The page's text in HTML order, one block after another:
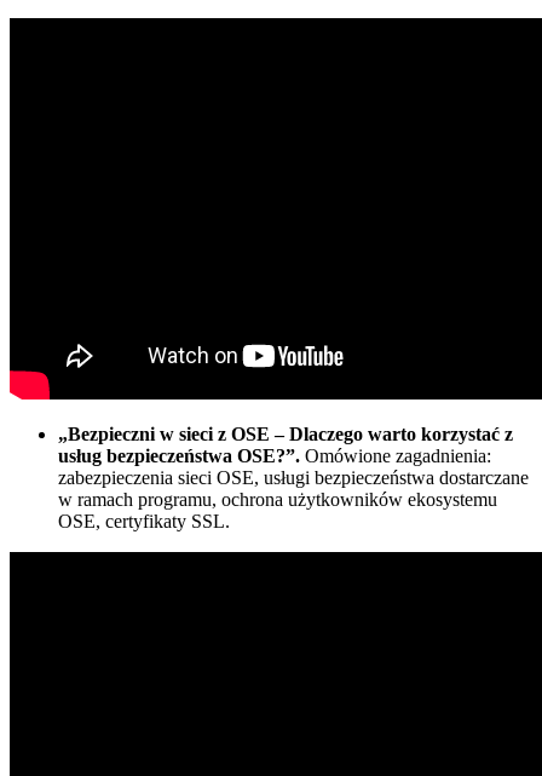
„Bezpieczni w sieci z OSE – Dlaczego warto korzystać z
usług bezpieczeństwa OSE?”. Omówione zagadnienia:
zabezpieczenia sieci OSE, usługi bezpieczeństwa dostarczane
w ramach programu, ochrona użytkowników ekosystemu
OSE, certyfikaty SSL.